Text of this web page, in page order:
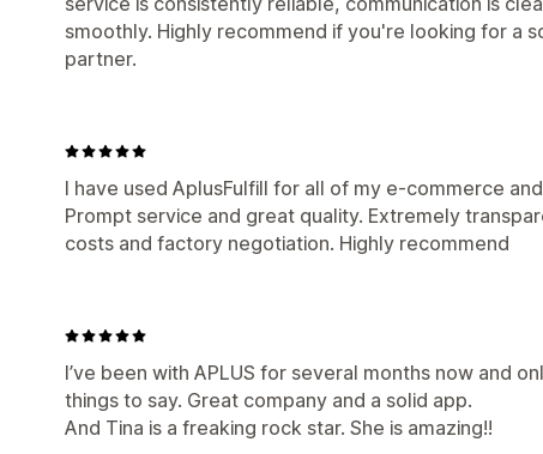
smoothly. Highly recommend if you're looking for a
partner.
I have used AplusFulfill for all of my e-commerce
Prompt service and great quality. Extremely
costs and factory negotiation. Highly recommend
I’ve been with APLUS for several months now and
things to say. Great company and a solid app.
And Tina is a freaking rock star. She is amazing!!